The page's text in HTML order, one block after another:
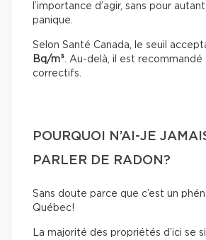
l’importance d’agir, sans pour
panique.
Selon Santé Canada, le seuil
Bq/m³ . Au-delà, il est
correctifs.
POURQUOI N’AI-JE
PARLER DE RADON?
Sans doute parce que c’est un
Québec!
La majorité des propriétés d’ici se